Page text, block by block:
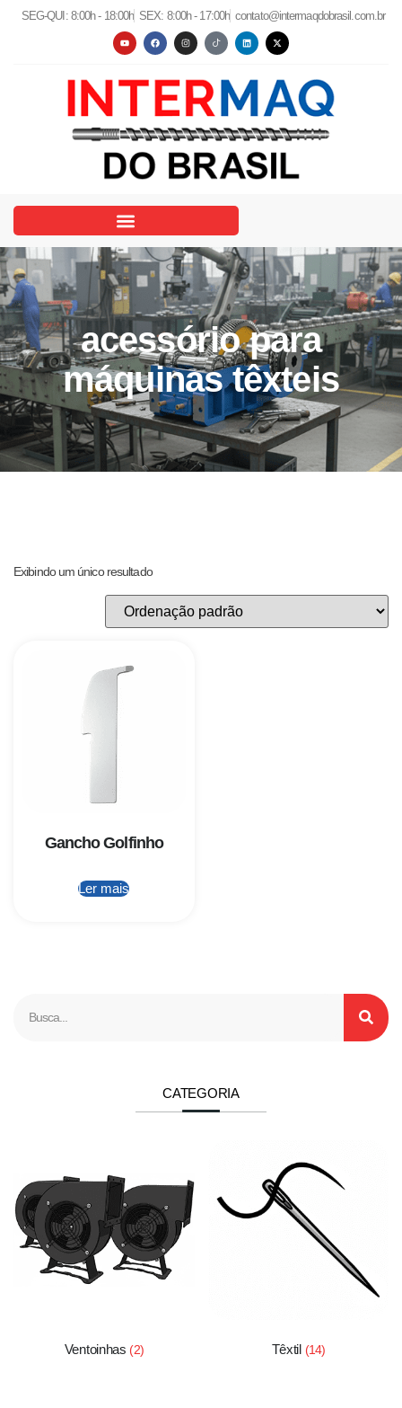
SEG-QUI: 8:00h - 18:00h SEX: 8:00h - 17:00h contato@intermaqdobrasil.com.br
acessório para
máquinas têxteis
Exibindo um único resultado
Gancho Golfinho
Ler mais
CATEGORIA
Ventoinhas (2) Têxtil (14)